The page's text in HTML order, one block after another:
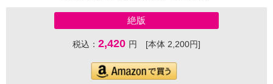
絶版
税込： 2,420 円 [本体 2,200円]